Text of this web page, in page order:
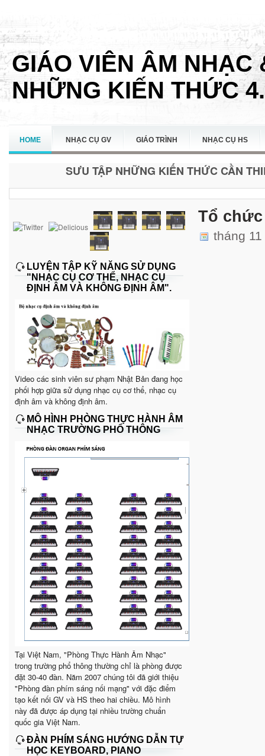
GIÁO VIÊN ÂM NHẠC
NHỮNG KIẾN THỨC
HOME NHẠC CỤ GV GIÁO TRÌNH NHẠC CỤ HS
SƯU TẬP NHỮNG KIẾN THỨC CẦN
LUYỆN TẬP KỸ NĂNG SỬ DỤNG
"NHẠC CỤ CƠ THỂ, NHẠC CỤ
ĐỊNH ÂM VÀ KHÔNG ĐỊNH ÂM".
Video các sinh viên sư phạm Nhật Bản đang học
phối hợp giữa sử dụng nhạc cụ cơ thể, nhạc cụ
định âm và không định âm.
MÔ HÌNH PHÒNG THỰC HÀNH ÂM
NHẠC TRƯỜNG PHỔ THÔNG
Tại Việt Nam, "Phòng Thực Hành Âm Nhạc"
trong trường phổ thông thường chỉ là phòng được
đặt 30-40 đàn. Năm 2007 chúng tôi đã giới thiệu
"Phòng đàn phím sáng nối mạng" với đặc điểm
tạo kết nối GV và HS theo hai chiều. Mô hình
này đã được áp dụng tại nhiều trường chuẩn
quốc gia Việt Nam.
ĐÀN PHÍM SÁNG HƯỚNG DẪN TỰ
HỌC KEYBOARD, PIANO
Tổ
tháng